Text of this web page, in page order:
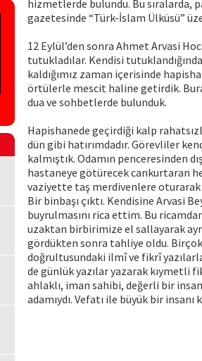
hizmetlerde bulundu. Bu
gazetesinde “Türk-İslam Ülküsü”
12 Eylül’den sonra Ahmet Arvasi
tutukladılar. Kendisi
kaldığımız zaman içerisinde
örtülerle mescit haline getirdik.
dua ve sohbetlerde bulunduk.
Hapishanede geçirdiği kalp
dün gibi hatırımdadır. Görevliler
kalmıştık. Odamın penceresinden
hastaneye götürecek cankurtaran
vaziyette taş merdivenlere oturarak
Bir binbaşı çıktı. Kendisine Arvasi
buyrulmasını rica ettim. Bu
uzaktan birbirimize el sallayarak
gördükten sonra tahliye oldu. Birçok
doğrultusundaki ilmî ve fikrî
de günlük yazılar yazarak
ahlaklı, iman sahibi, değerli bir
adamıydı. Vefatı ile büyük bir